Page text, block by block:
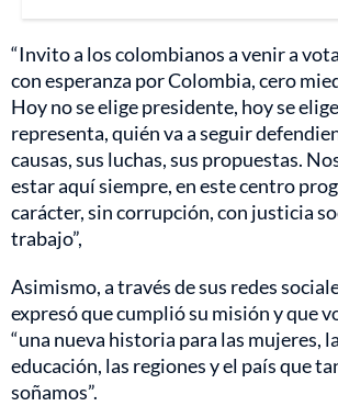
“Invito a los colombianos a venir a
con esperanza por Colombia, cero
Hoy no se elige presidente, hoy se
representa, quién va a seguir
causas, sus luchas, sus propuestas.
estar aquí siempre, en este centro
carácter, sin corrupción, con justicia
trabajo”,
Asimismo, a través de sus redes
expresó que cumplió su misión y que
“una nueva historia para las mujeres,
educación, las regiones y el país que
soñamos”.